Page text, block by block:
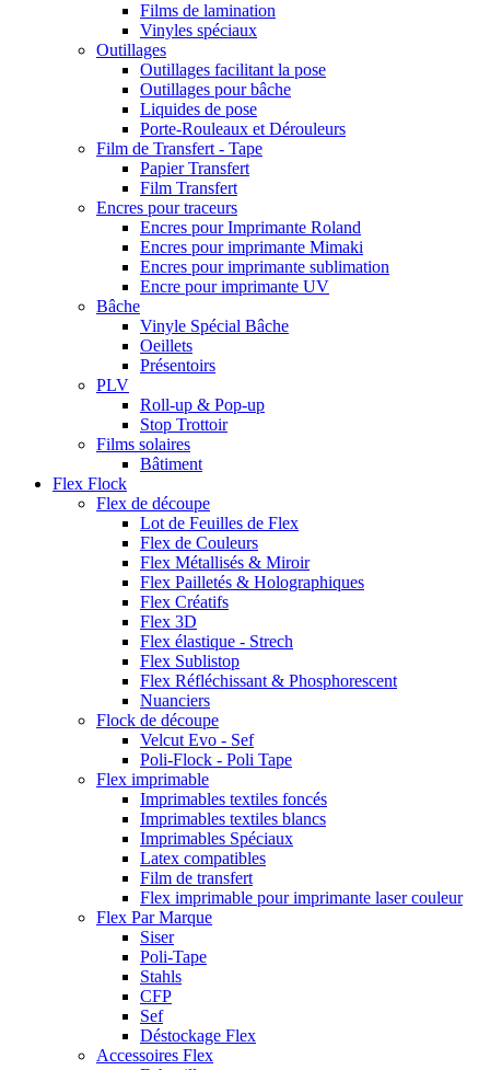
Films de lamination
Vinyles spéciaux
Outillages
Outillages facilitant la pose
Outillages pour bâche
Liquides de pose
Porte-Rouleaux et Dérouleurs
Film de Transfert - Tape
Papier Transfert
Film Transfert
Encres pour traceurs
Encres pour Imprimante Roland
Encres pour imprimante Mimaki
Encres pour imprimante sublimation
Encre pour imprimante UV
Bâche
Vinyle Spécial Bâche
Oeillets
Présentoirs
PLV
Roll-up & Pop-up
Stop Trottoir
Films solaires
Bâtiment
Flex Flock
Flex de découpe
Lot de Feuilles de Flex
Flex de Couleurs
Flex Métallisés & Miroir
Flex Pailletés & Holographiques
Flex Créatifs
Flex 3D
Flex élastique - Strech
Flex Sublistop
Flex Réfléchissant & Phosphorescent
Nuanciers
Flock de découpe
Velcut Evo - Sef
Poli-Flock - Poli Tape
Flex imprimable
Imprimables textiles foncés
Imprimables textiles blancs
Imprimables Spéciaux
Latex compatibles
Film de transfert
Flex imprimable pour imprimante laser couleur
Flex Par Marque
Siser
Poli-Tape
Stahls
CFP
Sef
Déstockage Flex
Accessoires Flex